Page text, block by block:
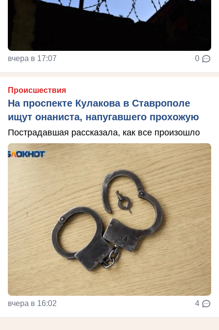
вчера в 17:07 0
Происшествия
На проспекте Кулакова в Ставрополе
ищут онаниста, напугавшего прохожую
Пострадавшая рассказала, как все произошло
вчера в 16:02 4